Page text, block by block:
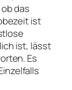
das
ist
ist, lässt
Es